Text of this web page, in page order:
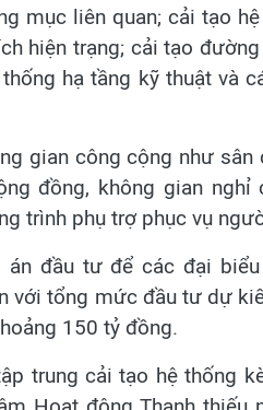
mục liên quan; cải tạo
hiện trạng; cải tạo
hạ tầng kỹ thuật và
gian công cộng như sân
đồng, không gian
trình phụ trợ phục vụ
đầu tư để các đại biểu
với tổng mức đầu tư dự
150 tỷ đồng.
trung cải tạo hệ thống